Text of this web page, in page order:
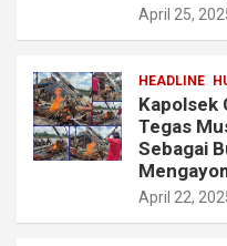
April 25,
HEADLINE
Kapolsek
Tegas
Sebagai
April 22,